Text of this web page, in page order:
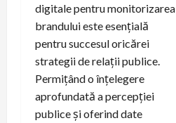
digitale pentru monitorizarea
brandului este esențială
pentru succesul oricărei
strategii de relații publice.
Permițând o înțelegere
aprofundată a percepției
publice și oferind date